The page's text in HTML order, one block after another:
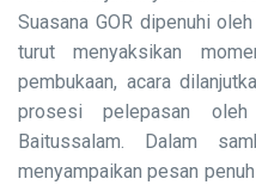
Suasana GOR dipenuhi
turut menyaksikan
pembukaan, acara
prosesi pelepasan
Baitussalam. Dalam
menyampaikan pesan